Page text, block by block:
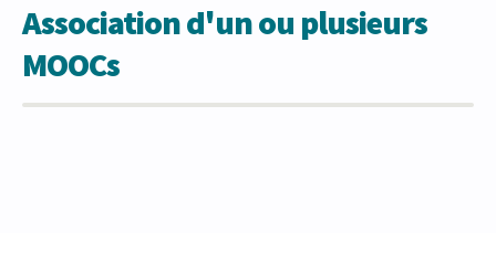
Association d'un ou plusieurs
MOOCs